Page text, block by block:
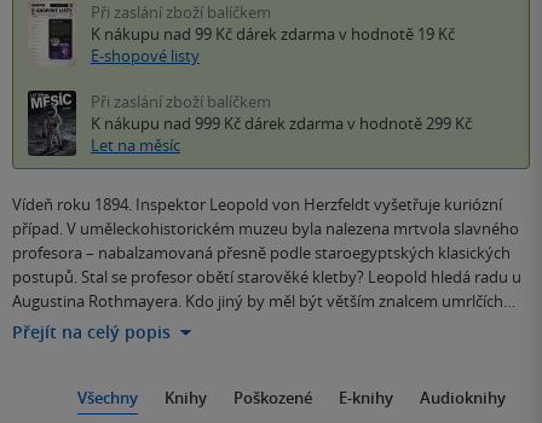
Při zaslání zboží balíčkem
K nákupu nad 99 Kč dárek zdarma v hodnotě 19 Kč
E-shopové listy
Při zaslání zboží balíčkem
K nákupu nad 999 Kč dárek zdarma v hodnotě 299 Kč
Let na měsíc
Vídeň roku 1894. Inspektor Leopold von Herzfeldt vyšetřuje kuriózní
případ. V uměleckohistorickém muzeu byla nalezena mrtvola slavného
profesora – nabalzamovaná přesně podle staroegyptských klasických
postupů. Stal se profesor obětí starověké kletby? Leopold hledá radu u
Augustina Rothmayera. Kdo jiný by měl být větším znalcem umrlčích…
Přejít na celý popis
Všechny Knihy Poškozené E-knihy Audioknihy